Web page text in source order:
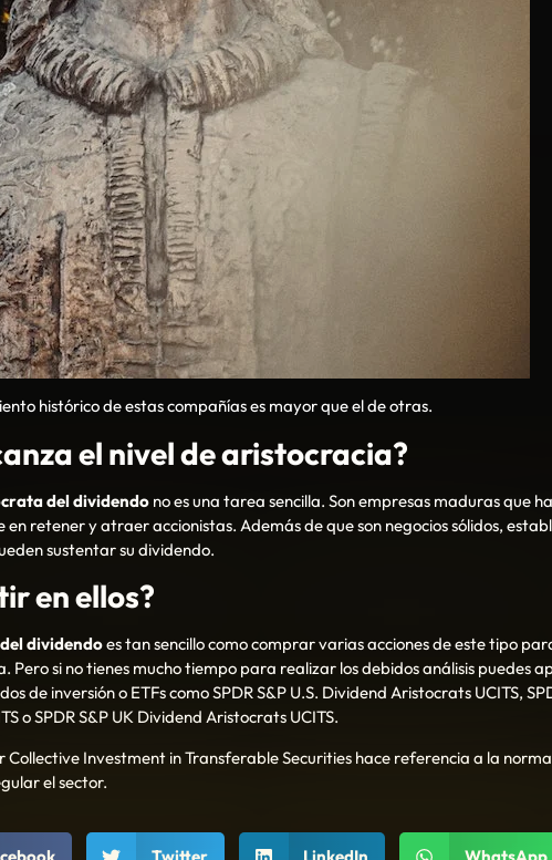
histórico de estas compañías es mayor que el de otras.
el nivel de aristocracia?
del dividendo no es una tarea sencilla. Son empresas maduras que
retener y atraer accionistas. Además de que son negocios sólidos,
sustentar su dividendo.
en ellos?
dividendoes tan sencillo como comprar varias acciones de este tipo
si no tienes mucho tiempo para realizar los debidos análisis puedes
de inversión o ETFs como SPDR S&P U.S. Dividend Aristocrats UCITS,
o SPDR S&P UK Dividend Aristocrats UCITS.
Collective Investment in Transferable Securities hace referencia a la
el sector.